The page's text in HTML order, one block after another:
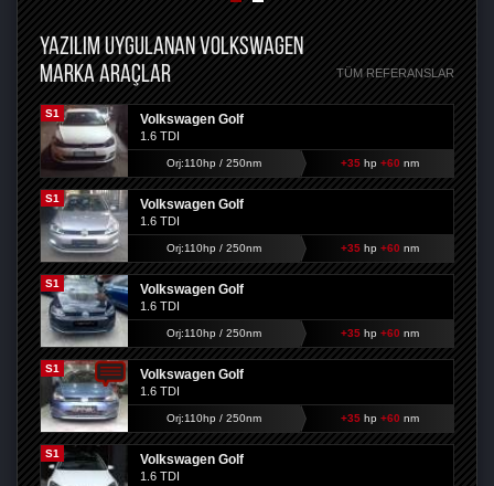
YAZILIM UYGULANAN VOLKSWAGEN
MARKA ARAÇLAR
TÜM REFERANSLAR
S1 Volkswagen Golf
1.6 TDI
Orj:110hp / 250nm +35hp +60 nm
S1 Volkswagen Golf
1.6 TDI
Orj:110hp / 250nm +35hp +60 nm
S1 Volkswagen Golf
1.6 TDI
Orj:110hp / 250nm +35hp +60 nm
S1 Volkswagen Golf
1.6 TDI
Orj:110hp / 250nm +35hp +60 nm
S1 Volkswagen Golf
1.6 TDI